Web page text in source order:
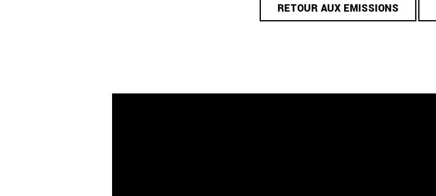
RETOUR AUX EMISSIONS